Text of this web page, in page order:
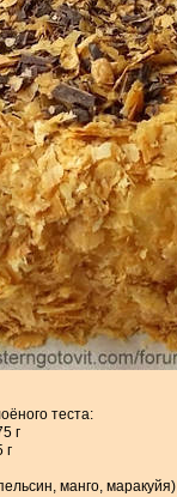
теста:
г
г
манго, маракуйя)